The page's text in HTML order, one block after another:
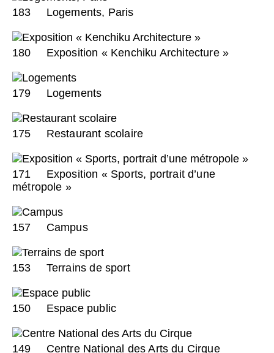
183 Logements, Paris
180 Exposition « Kenchiku Architecture »
179 Logements
175 Restaurant scolaire
171
Exposition « Sports, portrait d’une
métropole »
157 Campus
153 Terrains de sport
150 Espace public
149 Centre National des Arts du Cirque